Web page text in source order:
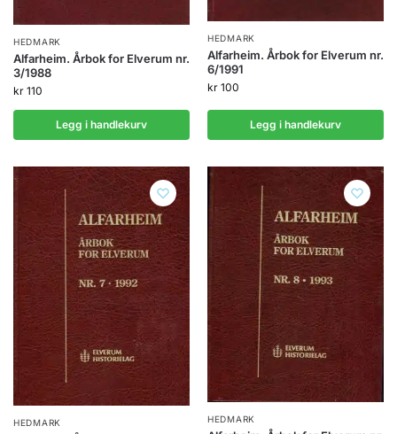
HEDMARK
Alfarheim. Årbok for Elverum nr.
3/1988
kr 110
Legg i handlekurv
HEDMARK
Alfarheim. Årbok for Elverum nr.
6/1991
kr 100
Legg i handlekurv
HEDMARK HEDMARK